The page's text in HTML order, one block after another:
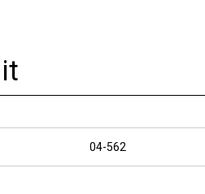
04-562